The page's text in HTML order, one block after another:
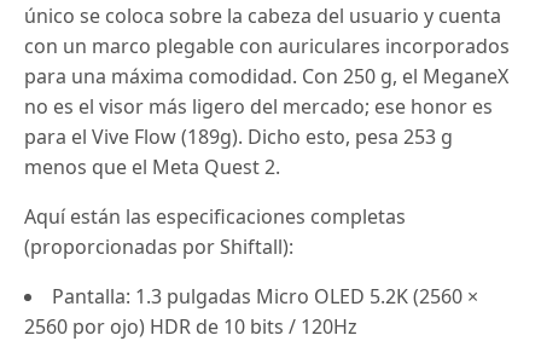
único se coloca sobre la cabeza del usuario y cuenta
con un marco plegable con auriculares incorporados
para una máxima comodidad. Con 250 g, el MeganeX
no es el visor más ligero del mercado; ese honor es
para el Vive Flow (189g). Dicho esto, pesa 253 g
menos que el Meta Quest 2.
Aquí están las especificaciones completas
(proporcionadas por Shiftall):
Pantalla: 1.3 pulgadas Micro OLED 5.2K (2560 ×
2560 por ojo) HDR de 10 bits / 120Hz